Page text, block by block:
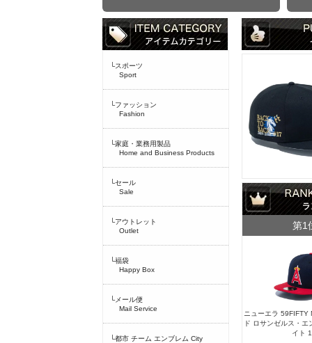
└スポーツ
Sport
└ファッション
Fashion
└家庭・業務用製品
Home and Business Products
└セール
Sale
└アウトレット
Outlet
└福袋
Happy Box
└メール便
Mail Service
└都市 チーム エンブレム City
第1
ニューエラ 59FIFTY
ド ロサンゼルス・エ
イト